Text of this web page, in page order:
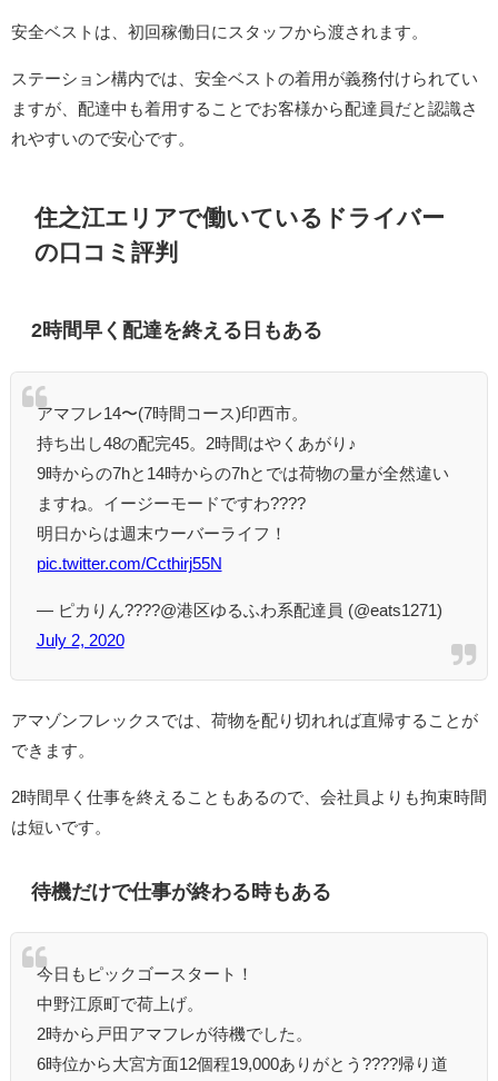
安全ベストは、初回稼働日にスタッフから渡されます。
ステーション構内では、安全ベストの着用が義務付けられてい
ますが、配達中も着用することでお客様から配達員だと認識さ
れやすいので安心です。
住之江エリアで働いているドライバー
の口コミ評判
2時間早く配達を終える日もある
アマフレ14〜(7時間コース)印西市。
持ち出し48の配完45。2時間はやくあがり♪
9時からの7hと14時からの7hとでは荷物の量が全然違い
ますね。イージーモードですわ????
明日からは週末ウーバーライフ！
pic.twitter.com/Ccthirj55N
— ピカりん????@港区ゆるふわ系配達員 (@eats1271)
July 2, 2020
アマゾンフレックスでは、荷物を配り切れれば直帰することが
できます。
2時間早く仕事を終えることもあるので、会社員よりも拘束時間
は短いです。
待機だけで仕事が終わる時もある
今日もピックゴースタート！
中野江原町で荷上げ。
2時から戸田アマフレが待機でした。
6時位から大宮方面12個程19,000ありがとう????帰り道